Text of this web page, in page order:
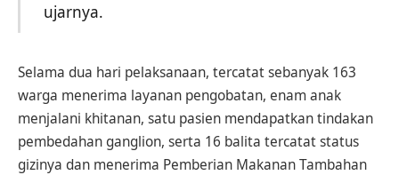
ujarnya.
Selama dua hari pelaksanaan, tercatat sebanyak 163
warga menerima layanan pengobatan, enam anak
menjalani khitanan, satu pasien mendapatkan tindakan
pembedahan ganglion, serta 16 balita tercatat status
gizinya dan menerima Pemberian Makanan Tambahan